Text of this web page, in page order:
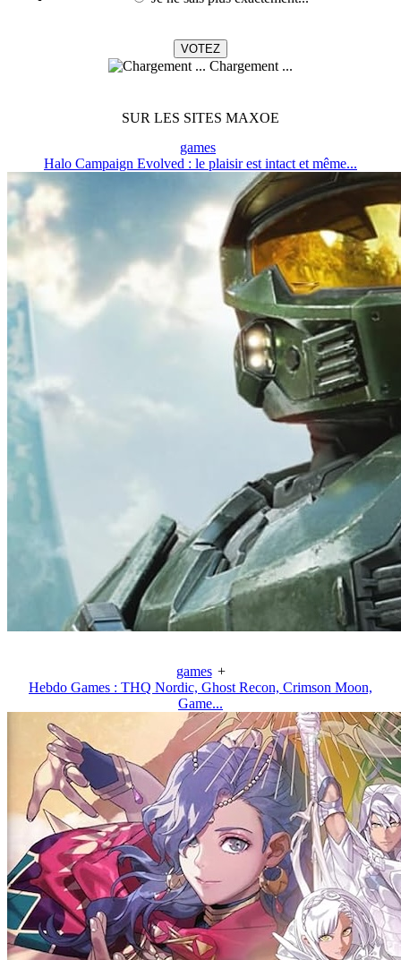
Chargement ...
SUR LES SITES MAXOE
games
Halo Campaign Evolved : le plaisir est intact et même...
games +
Hebdo Games : THQ Nordic, Ghost Recon, Crimson Moon,
Game...